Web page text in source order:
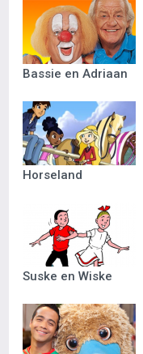
Bassie en Adriaan
Horseland
Suske en Wiske